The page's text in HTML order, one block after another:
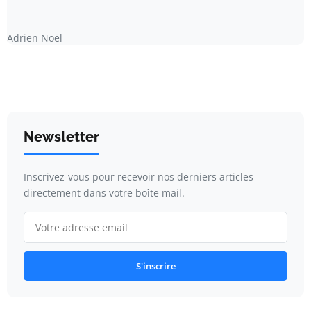
Adrien Noël
Newsletter
Inscrivez-vous pour recevoir nos derniers articles
directement dans votre boîte mail.
S'inscrire